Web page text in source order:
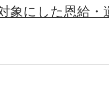
象にした恩給